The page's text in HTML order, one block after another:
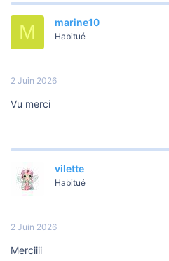
M marine10
Habitué
2 Juin 2026
Vu merci
vilette
Habitué
2 Juin 2026
Merciiii